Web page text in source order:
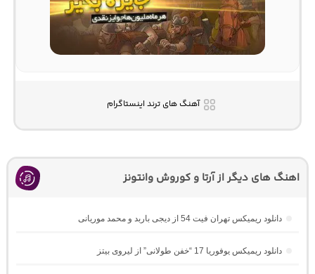
آهنگ های ترند اینستاگرام
اهنگ های دیگر از آرتا و کوروش وانتونز
دانلود ریمیکس تهران فیت 54 از دیجی باربد و محمد موریانی
دانلود ریمیکس یوفوریا 17 “خفن طولانی” از لیروی بیتز